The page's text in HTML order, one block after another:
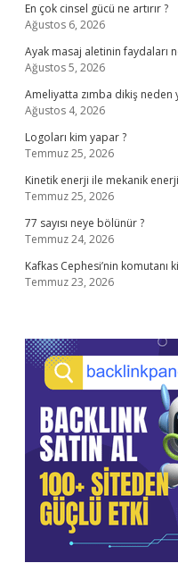
En çok cinsel gücü ne artırır ?
Ağustos 6, 2026
Ayak masaj aletinin faydaları
Ağustos 5, 2026
Ameliyatta zımba dikiş neden
Ağustos 4, 2026
Logoları kim yapar ?
Temmuz 25, 2026
Kinetik enerji ile mekanik
Temmuz 25, 2026
77 sayısı neye bölünür ?
Temmuz 24, 2026
Kafkas Cephesi’nin komutanı
Temmuz 23, 2026